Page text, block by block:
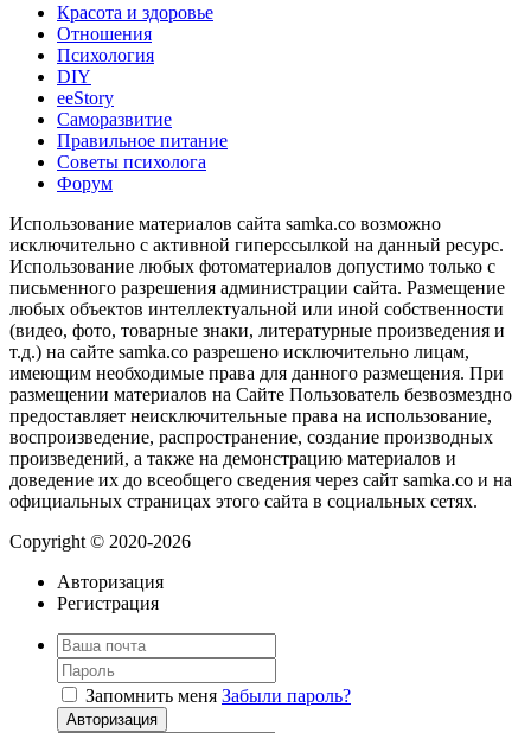
Красота и здоровье
Отношения
Психология
DIY
ееStory
Саморазвитие
Правильное питание
Советы психолога
Форум
Использование материалов сайта samka.co возможно
исключительно с активной гиперссылкой на данный ресурс.
Использование любых фотоматериалов допустимо только с
письменного разрешения администрации сайта. Размещение
любых объектов интеллектуальной или иной собственности
(видео, фото, товарные знаки, литературные произведения и
т.д.) на сайте samka.co разрешено исключительно лицам,
имеющим необходимые права для данного размещения. При
размещении материалов на Сайте Пользователь безвозмездно
предоставляет неисключительные права на использование,
воспроизведение, распространение, создание производных
произведений, а также на демонстрацию материалов и
доведение их до всеобщего сведения через сайт samka.co и на
официальных страницах этого сайта в социальных сетях.
Copyright © 2020-2026
Авторизация
Регистрация
Запомнить меня Забыли пароль?
Авторизация